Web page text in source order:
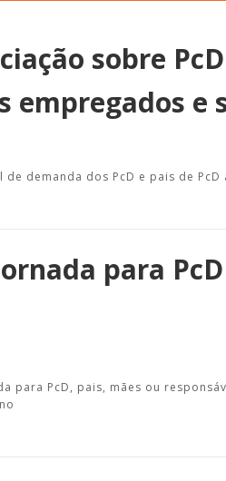
sobre
empregados e
demanda dos PcD e pais de
para
para PcD, pais, mães ou